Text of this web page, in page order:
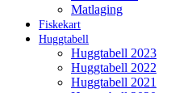
Matlaging
Fiskekart
Huggtabell
Huggtabell 2023
Huggtabell 2022
Huggtabell 2021